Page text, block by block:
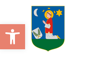
Eszköztár megnyitása
to
content
Search